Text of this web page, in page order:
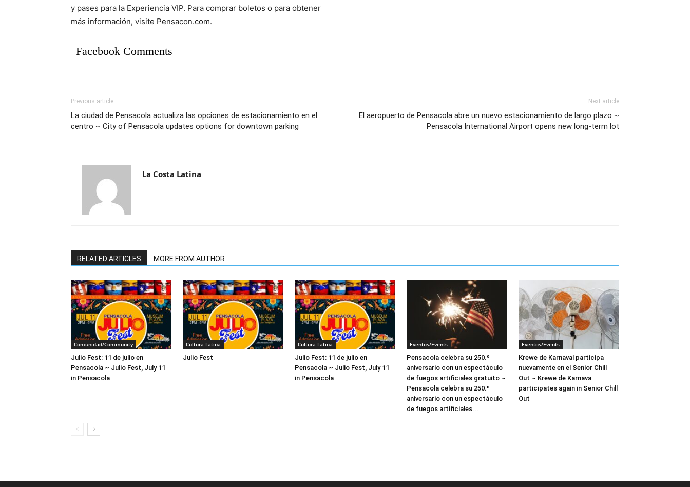
y pases para la Experiencia VIP. Para comprar boletos o para obtener
más información, visite Pensacon.com.
Facebook Comments
Previous article
La ciudad de Pensacola actualiza las opciones de estacionamiento en el
centro ~ City of Pensacola updates options for downtown parking
Next article
El aeropuerto de Pensacola abre un nuevo estacionamiento de largo plazo ~
Pensacola International Airport opens new long-term lot
La Costa Latina
RELATED ARTICLES MORE FROM AUTHOR
Comunidad/Community
Julio Fest: 11 de julio en
Pensacola ~ Julio Fest, July 11
in Pensacola
Cultura Latina
Julio Fest
Cultura Latina
Julio Fest: 11 de julio en
Pensacola ~ Julio Fest, July 11
in Pensacola
Eventos/Events
Pensacola celebra su 250.º
aniversario con un espectáculo
de fuegos artificiales gratuito ~
Pensacola celebra su 250.º
aniversario con un espectáculo
de fuegos artificiales...
Eventos/Events
Krewe de Karnaval participa
nuevamente en el Senior Chill
Out ~ Krewe de Karnava
participates again in Senior Chill
Out